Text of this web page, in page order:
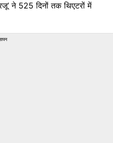
ने 525 दिनों तक थिएटरों में